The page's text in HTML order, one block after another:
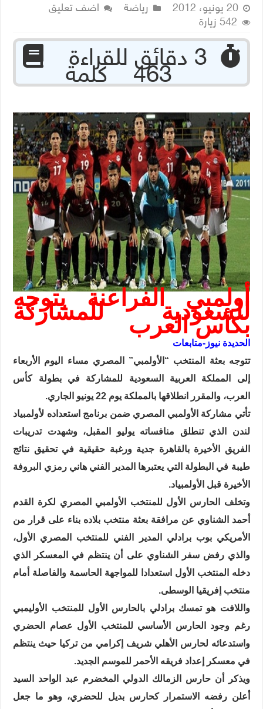
20 يونيو، 2012
رياضة
اضف تعليق
542 زيارة
463 كلمة
أولمبي الفراعنة يتوجه
للسعودية للمشاركة
بكأس العرب
الحديدة نيوز-متابعات
تتوجه بعثة المنتخب “الأولمبي” المصري مساء اليوم الأربعاء
إلى المملكة العربية السعودية للمشاركة في بطولة كأس
العرب، والمقرر انطلاقها بالمملكة يوم 22 يونيو الجاري.
تأتي مشاركة الأولمبي المصري ضمن برنامج استعداده لأولمبياد
لندن الذي تنطلق منافساته يوليو المقبل، وشهدت تدريبات
الفريق الأخيرة بالقاهرة جدية ورغبة حقيقية في تحقيق نتائج
طيبة في البطولة التي يعتبرها المدير الفني هاني رمزي البروفة
الأخيرة قبل الأولمبياد.
وتخلف الحارس الأول للمنتخب الأولمبي المصري لكرة القدم
أحمد الشناوي عن مرافقة بعثة منتخب بلاده بناء على قرار من
الأمريكي بوب برادلي المدير الفني للمنتخب المصري الأول،
والذي رفض سفر الشناوي على أن ينتظم في المعسكر الذي
دخله المنتخب الأول استعدادا للمواجهة الحاسمة والفاصلة أمام
منتخب إفريقيا الوسطى.
واللافت هو تمسك برادلي بالحارس الأول للمنتخب الأوليمبي
رغم وجود الحارس الأساسي للمنتخب الأول عصام الحضري
واستدعائه لحارس الأهلي شريف إكرامي من تركيا حيث ينتظم
في معسكر إعداد فريقه الأحمر للموسم الجديد.
ويذكر أن حارس الزمالك الدولي المخضرم عبد الواحد السيد
أعلن رفضه الاستمرار كحارس بديل للحضري، وهو ما جعل